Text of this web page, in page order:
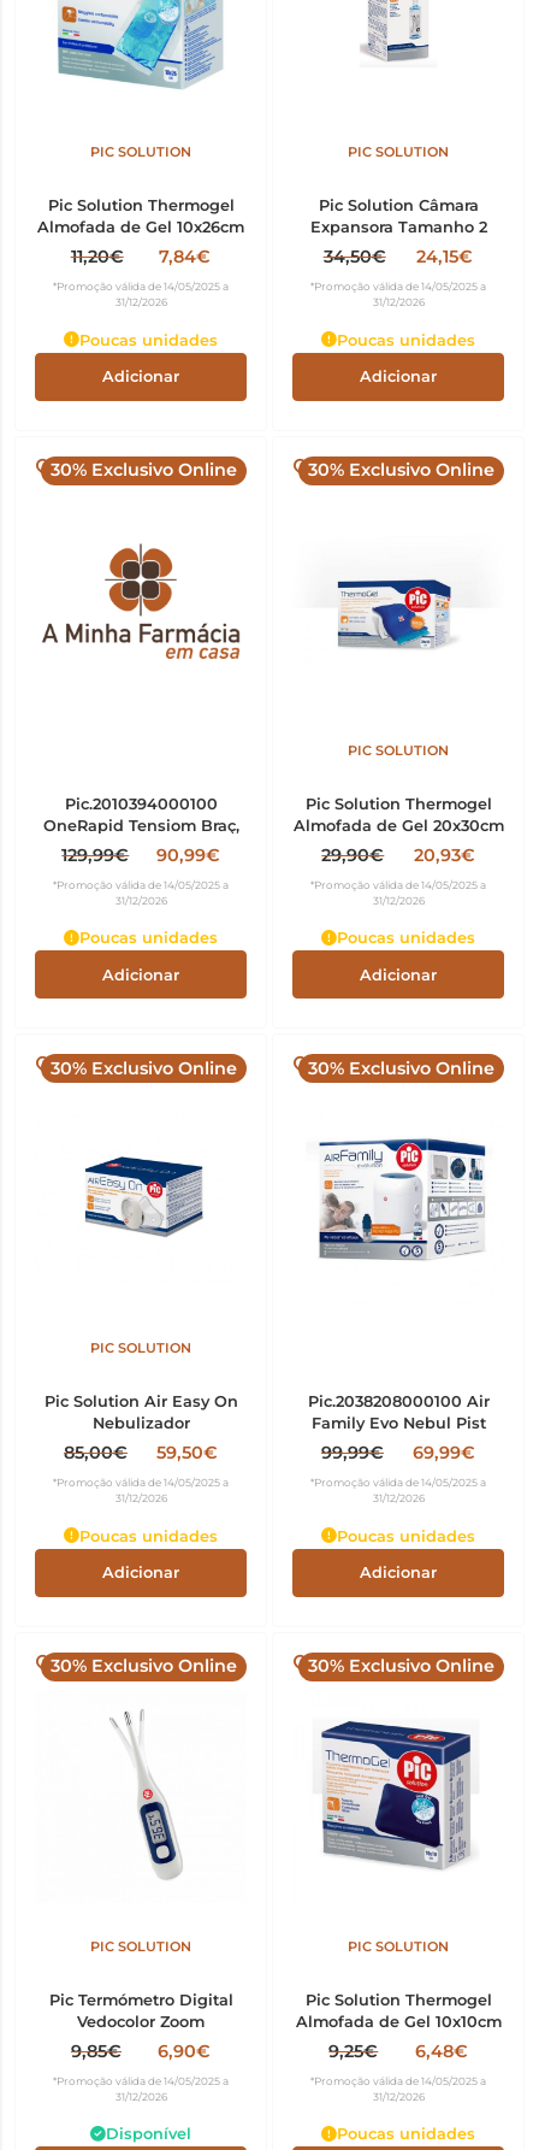
PIC SOLUTION
Pic Solution Thermogel
Almofada de Gel 10x26cm
11,20€ 7,84€
*Promoção válida de 14/05/2025 a
31/12/2026
Poucas unidades
Adicionar
PIC SOLUTION
Pic Solution Câmara
Expansora Tamanho 2
34,50€ 24,15€
*Promoção válida de 14/05/2025 a
31/12/2026
Poucas unidades
Adicionar
30% Exclusivo Online
Pic.2010394000100
OneRapid Tensiom Braç,
129,99€ 90,99€
*Promoção válida de 14/05/2025 a
31/12/2026
Poucas unidades
Adicionar
30% Exclusivo Online
PIC SOLUTION
Pic Solution Thermogel
Almofada de Gel 20x30cm
29,90€ 20,93€
*Promoção válida de 14/05/2025 a
31/12/2026
Poucas unidades
Adicionar
30% Exclusivo Online
PIC SOLUTION
Pic Solution Air Easy On
Nebulizador
85,00€ 59,50€
*Promoção válida de 14/05/2025 a
31/12/2026
Poucas unidades
Adicionar
30% Exclusivo Online
Pic.2038208000100 Air
Family Evo Nebul Pist
99,99€ 69,99€
*Promoção válida de 14/05/2025 a
31/12/2026
Poucas unidades
Adicionar
30% Exclusivo Online
PIC SOLUTION
Pic Termómetro Digital
Vedocolor Zoom
9,85€ 6,90€
*Promoção válida de 14/05/2025 a
31/12/2026
Disponível
30% Exclusivo Online
PIC SOLUTION
Pic Solution Thermogel
Almofada de Gel 10x10cm
9,25€ 6,48€
*Promoção válida de 14/05/2025 a
31/12/2026
Poucas unidades